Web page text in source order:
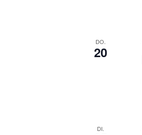
DO.
20
DI.